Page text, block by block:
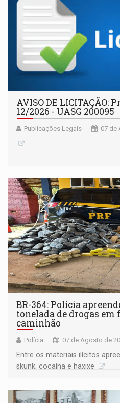
AVISO DE LICITAÇÃO:
12/2026 - UASG 200095
Publicações Legais 07 de
BR-364: Polícia
tonelada de drogas em
caminhão
Polícia 07 de Agosto de
Entre os materiais ilícitos
skunk, cocaína e haxixe